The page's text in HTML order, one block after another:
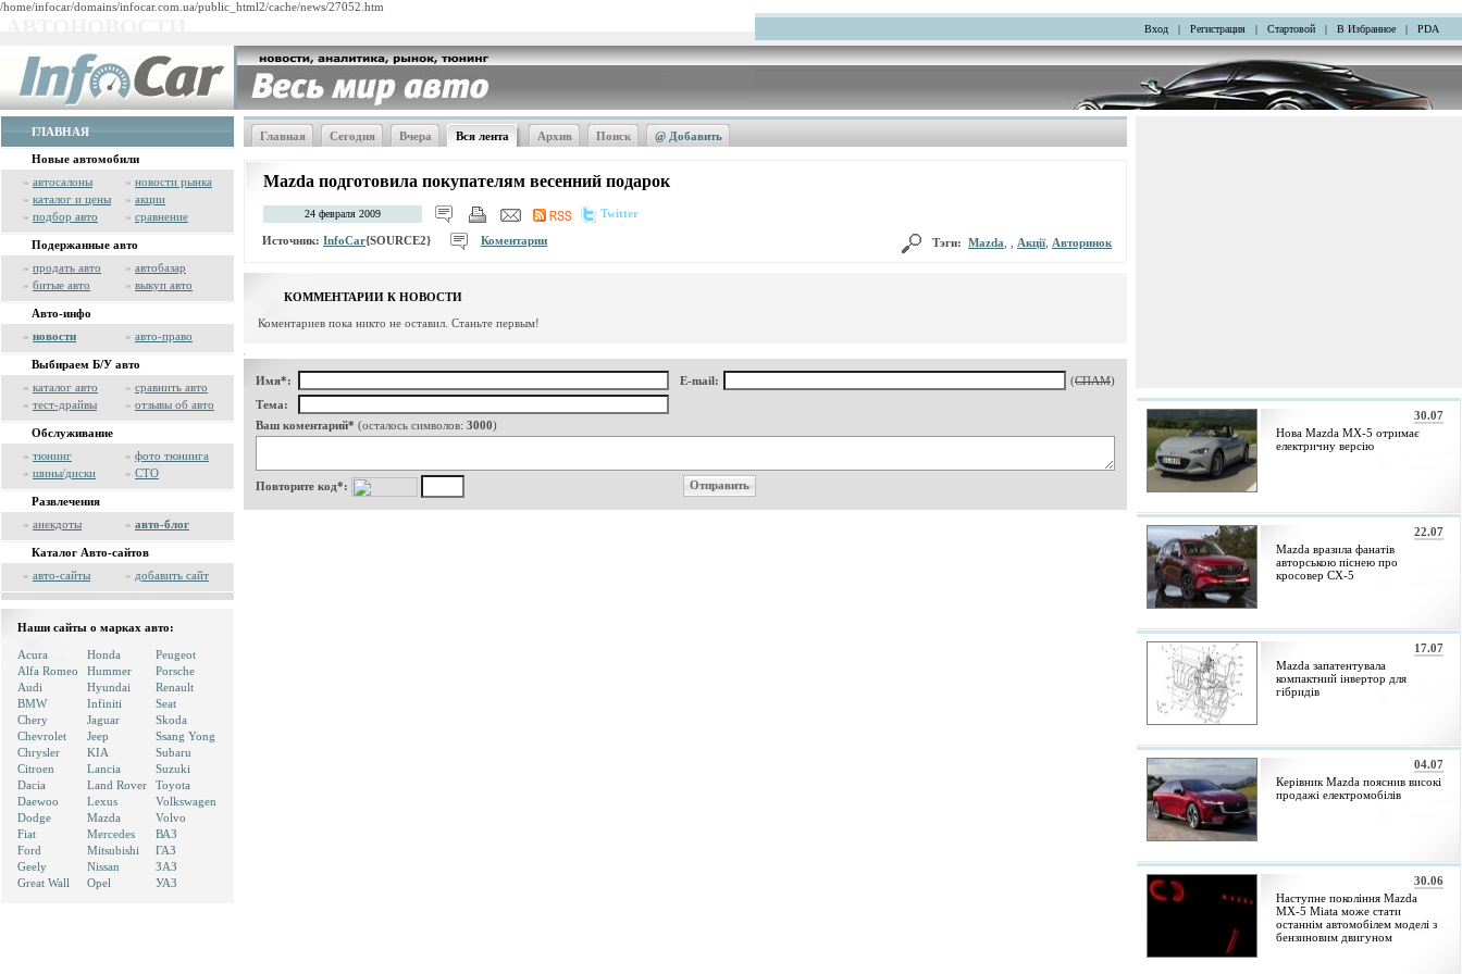
/home/infocar/domains/infocar.com.ua/public_html2/cache/news/27052.htm
Вход | Регистрация | Стартовой | В Избранное | PDA
ГЛАВНАЯ
Новые автомобили
» автосалоны » новости рынка
» каталог и цены » акции
» подбор авто » сравнение
Подержанные авто
» продать авто » автобазар
» битые авто » выкуп авто
Авто-инфо
» новости » авто-право
Выбираем Б/У авто
» каталог авто » сравнить авто
» тест-драйвы » отзывы об авто
Обслуживание
» тюнинг » фото тюнинга
» шины/диски » СТО
Развлечения
» анекдоты » авто-блог
Каталог Авто-сайтов
» авто-сайты » добавить сайт
Наши сайты о марках авто:
Acura
Alfa Romeo
Audi
BMW
Chery
Chevrolet
Chrysler
Citroen
Dacia
Daewoo
Dodge
Fiat
Ford
Geely
Great Wall
Honda
Hummer
Hyundai
Infiniti
Jaguar
Jeep
KIA
Lancia
Land Rover
Lexus
Mazda
Mercedes
Mitsubishi
Nissan
Opel
Peugeot
Porsche
Renault
Seat
Skoda
Ssang Yong
Subaru
Suzuki
Toyota
Volkswagen
Volvo
ВАЗ
ГАЗ
ЗАЗ
УАЗ
Главная Сегодня Вчера Вся лента Архив Поиск @ Добавить
Mazda подготовила покупателям весенний подарок
24 февраля 2009 Twitter
Источник: InfoCar{SOURCE2} Коментарии Тэги: Mazda Акції Авторинок
КОММЕНТАРИИ К НОВОСТИ
Коментариев пока никто не оставил. Станьте первым!
Имя*: E-mail: (СПАМ)
Тема:
Ваш коментарий* (осталось символов: 3000)
Повторите код*:
30.07
Нова Mazda MX-5 отримає
електричну версію
22.07
Mazda вразила фанатів
авторською піснею про
кросовер CX-5
17.07
Mazda запатентувала
компактний інвертор для
гібридів
04.07
Керівник Mazda пояснив високі
продажі електромобілів
30.06
Наступне покоління Mazda
MX-5 Miata може стати
останнім автомобілем моделі з
бензиновим двигуном